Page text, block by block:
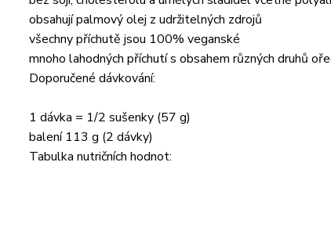
obsahují palmový olej z udržitelných zdrojů
všechny příchutě jsou 100% veganské
mnoho lahodných příchutí s obsahem různých druhů
Doporučené dávkování:
1 dávka = 1/2 sušenky (57 g)
balení 113 g (2 dávky)
Tabulka nutričních hodnot: